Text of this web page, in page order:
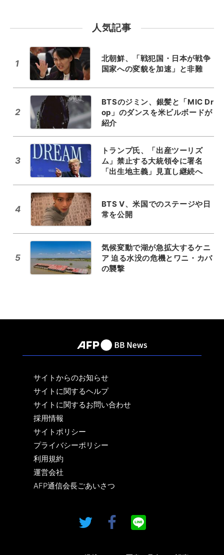
人気記事
1
北朝鮮、「戦犯国・日本が戦争
国家への変貌を加速」と非難
2
BTSのジミン、銀髪と「MIC Dr
op」のダンスを米ビルボードが
紹介
3
トランプ氏、「出産ツーリズ
ム」禁止する大統領令に署名
「出生地主義」見直し継続へ
4
BTS V、米国でのステージや日
常を公開
5
気候変動で湖が急拡大するケニ
ア 迫る水没の危機とワニ・カバ
の襲撃
サイトからのお知らせ
サイトに関するヘルプ
サイトに関するお問い合わせ
採用情報
サイトポリシー
プライバシーポリシー
利用規約
運営会社
AFP通信会長ごあいさつ